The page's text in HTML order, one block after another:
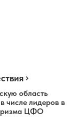
область
числе лидеров в
ЦФО